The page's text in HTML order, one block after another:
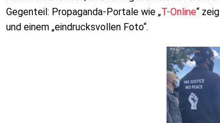
Gegenteil: Propaganda-Portale wie „T-Online“
und einem „eindrucksvollen Foto“.